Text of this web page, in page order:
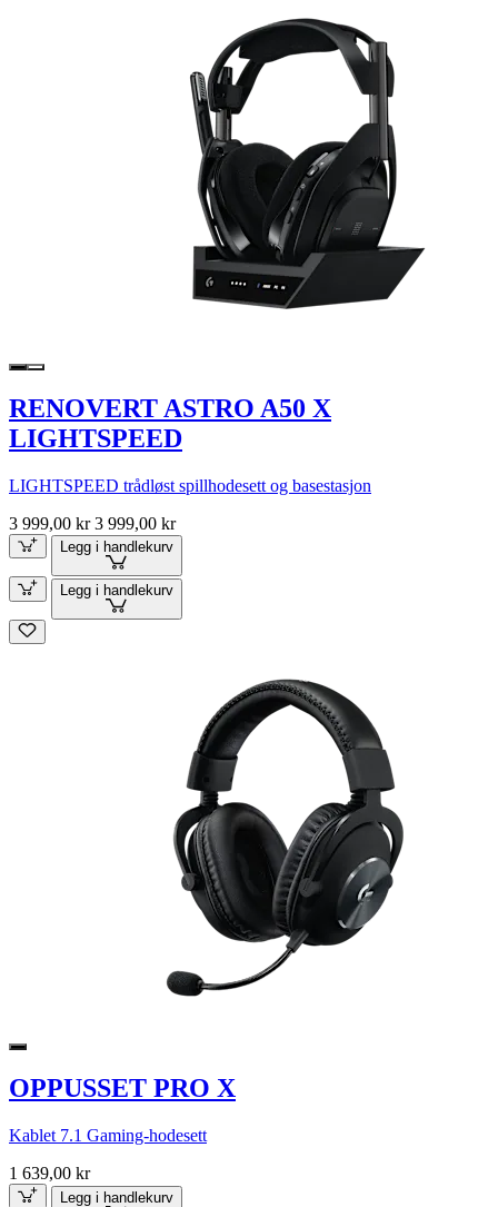
RENOVERT ASTRO A50 X
LIGHTSPEED
LIGHTSPEED trådløst spillhodesett og basestasjon
3 999,00 kr 3 999,00 kr
Legg i handlekurv
Legg i handlekurv
OPPUSSET PRO X
Kablet 7.1 Gaming-hodesett
1 639,00 kr
Legg i handlekurv